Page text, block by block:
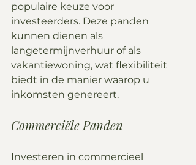
populaire keuze voor
investeerders. Deze panden
kunnen dienen als
langetermijnverhuur of als
vakantiewoning, wat flexibiliteit
biedt in de manier waarop u
inkomsten genereert.
Commerciële Panden
Investeren in commercieel